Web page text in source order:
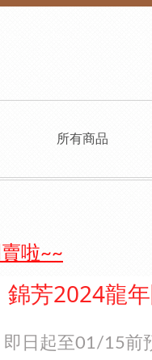
所有商品
啦~~
芳2024龍年
即日起至01/15前